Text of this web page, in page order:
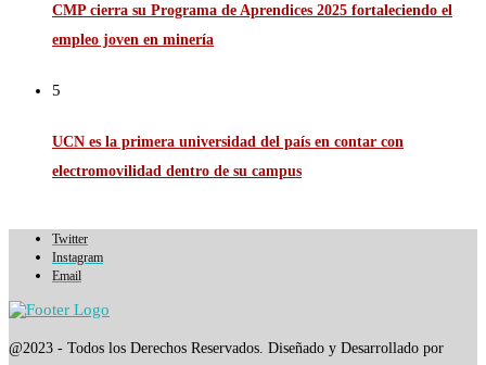
CMP cierra su Programa de Aprendices 2025 fortaleciendo el
empleo joven en minería
5
UCN es la primera universidad del país en contar con
electromovilidad dentro de su campus
Twitter
Instagram
Email
@2023 - Todos los Derechos Reservados. Diseñado y Desarrollado por